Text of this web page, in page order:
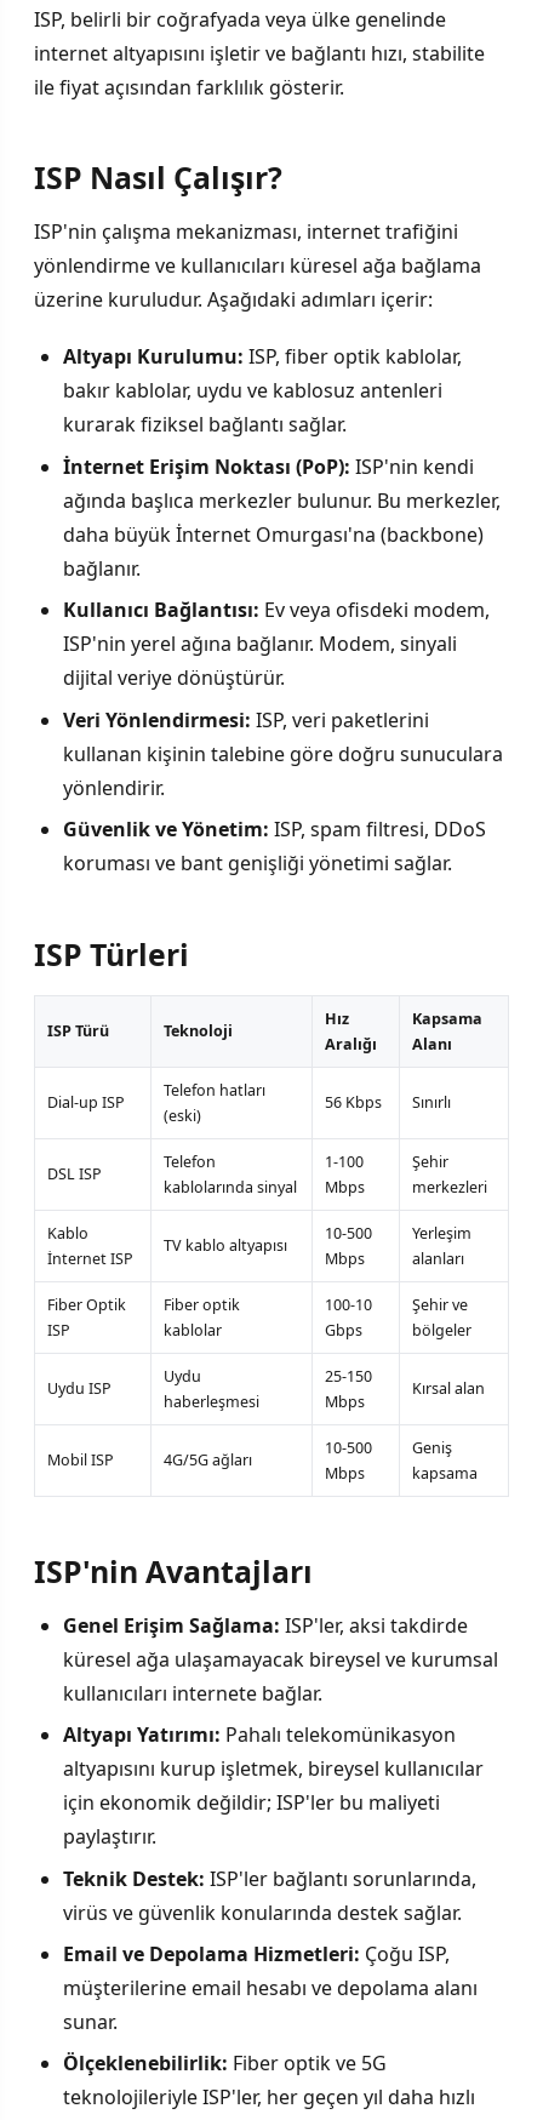
ISP, belirli bir coğrafyada veya ülke genelinde
internet altyapısını işletir ve bağlantı hızı, stabilite
ile fiyat açısından farklılık gösterir.
ISP Nasıl Çalışır?
ISP'nin çalışma mekanizması, internet trafiğini
yönlendirme ve kullanıcıları küresel ağa bağlama
üzerine kuruludur. Aşağıdaki adımları içerir:
Altyapı Kurulumu: ISP, fiber optik kablolar,
bakır kablolar, uydu ve kablosuz antenleri
kurarak fiziksel bağlantı sağlar.
İnternet Erişim Noktası (PoP): ISP'nin kendi
ağında başlıca merkezler bulunur. Bu merkezler,
daha büyük İnternet Omurgası'na (backbone)
bağlanır.
Kullanıcı Bağlantısı: Ev veya ofisdeki modem,
ISP'nin yerel ağına bağlanır. Modem, sinyali
dijital veriye dönüştürür.
Veri Yönlendirmesi: ISP, veri paketlerini
kullanan kişinin talebine göre doğru sunuculara
yönlendirir.
Güvenlik ve Yönetim: ISP, spam filtresi, DDoS
koruması ve bant genişliği yönetimi sağlar.
ISP Türleri
ISP Türü Teknoloji
Hız
Aralığı
Kapsama
Alanı
Dial-up ISP
Telefon hatları
(eski)
56 Kbps Sınırlı
DSL ISP
Telefon
kablolarında sinyal
1-100
Mbps
Şehir
merkezleri
Kablo
İnternet ISP
TV kablo altyapısı
10-500
Mbps
Yerleşim
alanları
Fiber Optik
ISP
Fiber optik
kablolar
100-10
Gbps
Şehir ve
bölgeler
Uydu ISP
Uydu
haberleşmesi
25-150
Mbps
Kırsal alan
Mobil ISP 4G/5G ağları
10-500
Mbps
Geniş
kapsama
ISP'nin Avantajları
Genel Erişim Sağlama: ISP'ler, aksi takdirde
küresel ağa ulaşamayacak bireysel ve kurumsal
kullanıcıları internete bağlar.
Altyapı Yatırımı: Pahalı telekomünikasyon
altyapısını kurup işletmek, bireysel kullanıcılar
için ekonomik değildir; ISP'ler bu maliyeti
paylaştırır.
Teknik Destek: ISP'ler bağlantı sorunlarında,
virüs ve güvenlik konularında destek sağlar.
Email ve Depolama Hizmetleri: Çoğu ISP,
müşterilerine email hesabı ve depolama alanı
sunar.
Ölçeklenebilirlik: Fiber optik ve 5G
teknolojileriyle ISP'ler, her geçen yıl daha hızlı